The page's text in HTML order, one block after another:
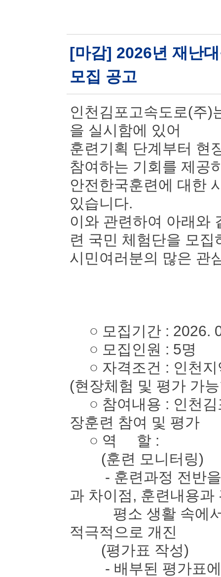
[마감] 2026년 재난
모집 공고
인천김포고속도로(주)
을 실시함에 있어
훈련기획 단계부터 현
참여하는 기회를 제공
안전한국훈련에 대한
있습니다.
이와 관련하여 아래와
련 국민 체험단을 모집
시민여러분의 많은 관
○ 모집기간 : 2026.
○ 모집인원 : 5명
○ 자격조건 : 인천지
(현장체험 및 평가 가
○ 참여내용 : 인천김
장훈련 참여 및 평가
○ 역 할 :
(훈련 모니터링)
- 훈련과정 전반을
과 차이점, 훈련내용과
평소 생활 속에서
적극적으로 개진
(평가표 작성)
- 배부된 평가표에